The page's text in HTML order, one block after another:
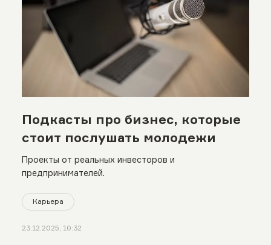
Подкасты про бизнес, которые
стоит послушать молодежи
Проекты от реальных инвесторов и
предпринимателей.
Карьера
23.12.2025, 10:32